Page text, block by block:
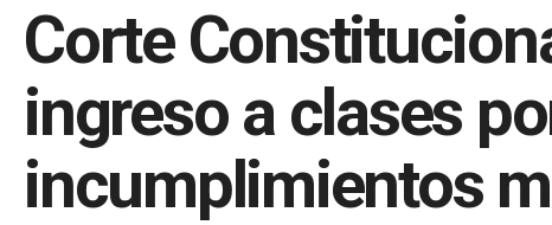
Corte
ingreso a clases
incumplimientos